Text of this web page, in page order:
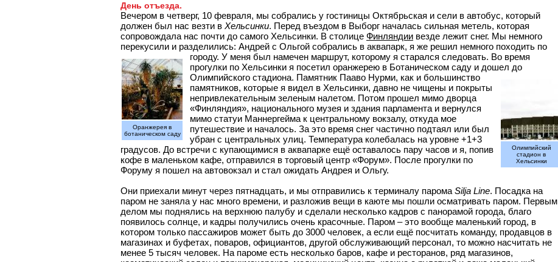
День отъезда.
Вечером в четверг, 10 февраля, мы собрались у гостиницы Октябрьская и сели в автобус, который
должен был нас везти в Хельсинки. Перед въездом в Выборг началась сильная метель, которая
сопровождала нас почти до самого Хельсинки. В столице Финляндии везде лежит снег. Мы немного
перекусили и разделились: Андрей с Ольгой собрались в аквапарк, я же решил немного походить по
городу. У меня был намечен маршрут, которому я старался следовать.
Оранжерея в
ботаническом саду
Во время
прогулки по Хельсинки я посетил оранжерею в Ботаническом саду и дошел до
Олимпийского стадиона.
Олимпийский
стадион в
Хельсинки
Памятник Пааво Нурми, как и большинство
памятников, которые я видел в Хельсинки, давно не чищены и покрыты
непривлекательным зеленым налетом. Потом прошел мимо дворца
«Финляндия», национального музея и здания парламента и вернулся
мимо статуи Маннергейма к центральному вокзалу, откуда мое
путешествие и началось. За это время снег частично подтаял или был
убран с центральных улиц. Температура колебалась на уровне +1+3
градусов. До встречи с купающимися в аквапарке ещё оставалось пару часов и я, попив
кофе в маленьком кафе, отправился в торговый центр «Форум». После прогулки по
Форуму я пошел на автовокзал и стал ожидать Андрея и Ольгу.
Они приехали минут через пятнадцать, и мы отправились к терминалу парома Silja Line. Посадка на
паром не заняла у нас много времени, и разложив вещи в каюте мы пошли осматривать паром. Первым
делом мы поднялись на верхнюю палубу и сделали несколько кадров с панорамой города, благо
появилось солнце, и кадры получились очень красочные. Паром – это вообще маленький город, в
котором только пассажиров может быть до 3000 человек, а если ещё посчитать команду, продавцов в
магазинах и буфетах, поваров, официантов, другой обслуживающий персонал, то можно насчитать не
менее 5 тысяч человек. На пароме есть несколько баров, кафе и ресторанов, ряд магазинов,